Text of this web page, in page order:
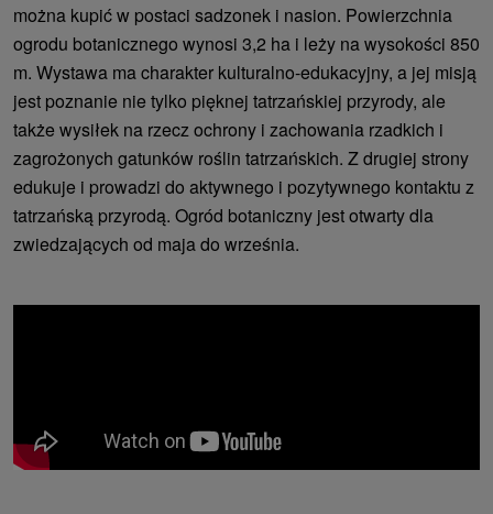
można kupić w postaci sadzonek i nasion. Powierzchnia
ogrodu botanicznego wynosi 3,2 ha i leży na wysokości 850
m. Wystawa ma charakter kulturalno-edukacyjny, a jej misją
jest poznanie nie tylko pięknej tatrzańskiej przyrody, ale
także wysiłek na rzecz ochrony i zachowania rzadkich i
zagrożonych gatunków roślin tatrzańskich. Z drugiej strony
edukuje i prowadzi do aktywnego i pozytywnego kontaktu z
tatrzańską przyrodą. Ogród botaniczny jest otwarty dla
zwiedzających od maja do września.